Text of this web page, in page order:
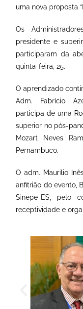
uma nova proposta
Os
presidente e
participaram da
quinta-feira, 25.
O aprendizado
Adm. Fabrício
participa de uma
superior no pós-
Mozart Neves
Pernambuco.
O adm. Maurilio
anfitrião do evento,
Sinepe-ES, pelo
receptividade e